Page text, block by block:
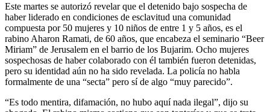
Este martes se autorizó revelar que el detenido bajo sospecha de
haber liderado en condiciones de esclavitud una comunidad
compuesta por 50 mujeres y 10 niños de entre 1 y 5 años, es el
rabino Aharon Ramati, de 60 años, que encabeza el seminario “Beer
Miriam” de Jerusalem en el barrio de los Bujarim. Ocho mujeres
sospechosas de haber colaborado con él también fueron detenidas,
pero su identidad aún no ha sido revelada. La policía no habla
formalmente de una “secta” pero sí de algo “muy parecido”.
“Es todo mentira, difamación, no hubo aquí nada ilegal”, dijo su